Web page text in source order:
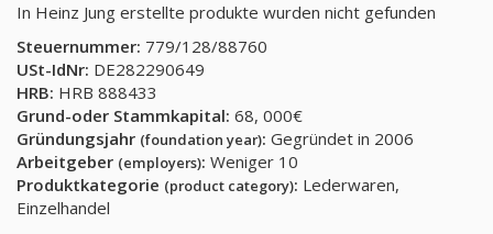
In Heinz Jung erstellte produkte wurden nicht gefunden
Steuernummer: 779/128/88760
USt-IdNr: DE282290649
HRB: HRB 888433
Grund-oder Stammkapital: 68, 000€
Gründungsjahr (foundation year): Gegründet in 2006
Arbeitgeber (employers): Weniger 10
Produktkategorie (product category): Lederwaren,
Einzelhandel